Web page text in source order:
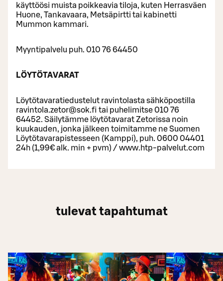
käyttöösi muista poikkeavia tiloja, kuten Herrasväen
Huone, Tankavaara, Metsäpirtti tai kabinetti
Mummon kammari.
Myyntipalvelu puh. 010 76 64450
LÖYTÖTAVARAT
Löytötavaratiedustelut ravintolasta sähköpostilla
ravintola.zetor@sok.fi tai puhelimitse 010 76
64452. Säilytämme löytötavarat Zetorissa noin
kuukauden, jonka jälkeen toimitamme ne Suomen
Löytötavarapistesseen (Kamppi), puh. 0600 04401
24h (1,99€ alk. min + pvm) / www.htp-palvelut.com
tulevat tapahtumat